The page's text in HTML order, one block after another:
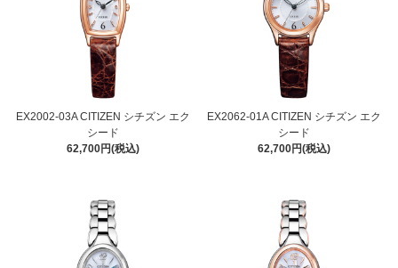
EX2002-03A CITIZEN シチズン エク
シード
62,700円(税込)
EX2062-01A CITIZEN シチズン エク
シード
62,700円(税込)